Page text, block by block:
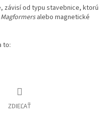
závisí od typu stavebnice, ktorú
Magformersalebo magnetické
to:
ZDIEĽAŤ